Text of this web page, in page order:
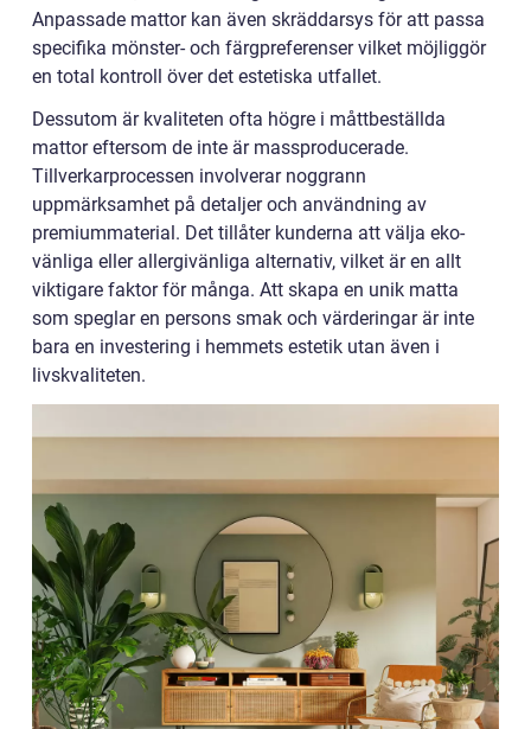
Anpassade mattor kan även skräddarsys för att passa
specifika mönster- och färgpreferenser vilket möjliggör
en total kontroll över det estetiska utfallet.
Dessutom är kvaliteten ofta högre i måttbeställda
mattor eftersom de inte är massproducerade.
Tillverkarprocessen involverar noggrann
uppmärksamhet på detaljer och användning av
premiummaterial. Det tillåter kunderna att välja eko-
vänliga eller allergivänliga alternativ, vilket är en allt
viktigare faktor för många. Att skapa en unik matta
som speglar en persons smak och värderingar är inte
bara en investering i hemmets estetik utan även i
livskvaliteten.